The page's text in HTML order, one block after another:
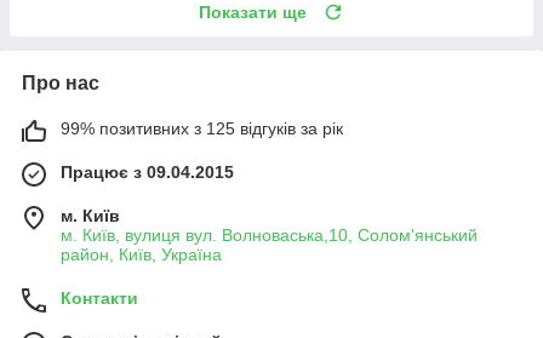
Показати ще
Про нас
99% позитивних з 125 відгуків за рік
Працює з 09.04.2015
м. Київ
м. Київ, вулиця вул. Волноваська,10, Солом'янський
район, Київ, Україна
Контакти